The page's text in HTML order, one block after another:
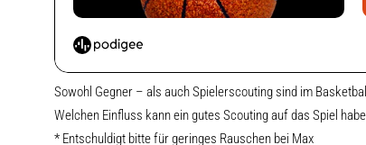
Sowohl Gegner – als auch Spielerscouting sind im
Welchen Einfluss kann ein gutes Scouting auf das Spiel
* Entschuldigt bitte für geringes Rauschen bei Max